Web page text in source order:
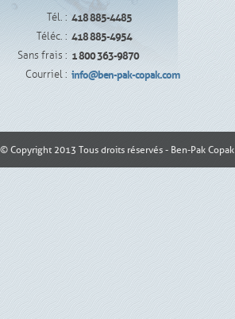
Tél. : 418 885-4485
Téléc. : 418 885-4954
Sans frais : 1 800 363-9870
Courriel : info@ben-pak-copak.com
© Copyright 2013 Tous droits réservés - Ben-Pak Copak